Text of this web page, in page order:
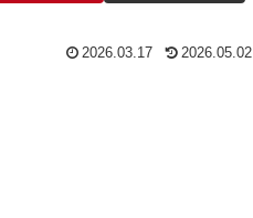
2026.03.17 2026.05.02